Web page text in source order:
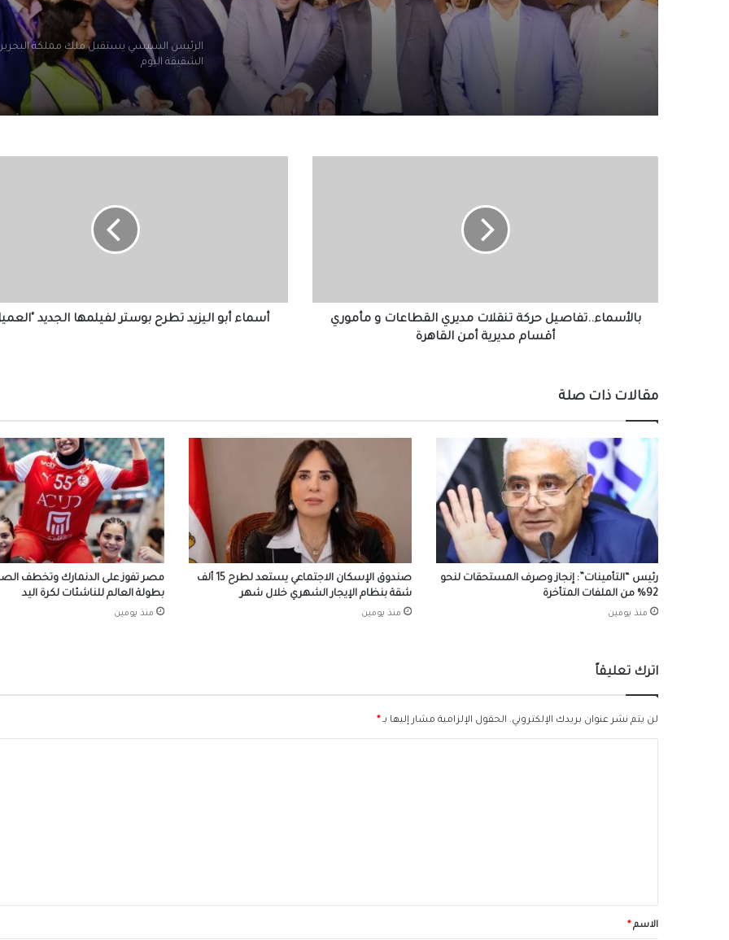
الرئيس السيسي يستقبل ملك مملكة
الشقيقة اليوم
جمهورية اليونان
بيزيرا يخبر الزمالك برغبته في الانتقال إلى
أهلي دبي الإماراتي
المسلماني يهدي سفير أندونيسيا أغاني أم
وكتاب ماسبيرو “إسلام بلا أحزاب”
مديرية
بالأسماء..تفاصيل حركة تنقلات مديري القطاعات و مأموري
أقسام مديرية أمن القاهرة
صفر"
أسماء أبو اليزيد تطرح بوستر لفيلمها الجديد
مقالات ذات صلة
رئيس “التأمينات”: إنجاز وصرف المستحقات لنحو
92% من الملفات المتأخرة
منذ يومين
صندوق الإسكان الاجتماعي يستعد لطرح 15 ألف
شقة بنظام الإيجار الشهري خلال شهر
منذ يومين
مصر تفوز على الدنمارك وتخطف
بطولة العالم للناشئات لكرة اليد
منذ يومين
اترك تعليقاً
لن يتم نشر عنوان بريدك الإلكتروني. الحقول الإلزامية مشار إليها بـ *
*الاسم *